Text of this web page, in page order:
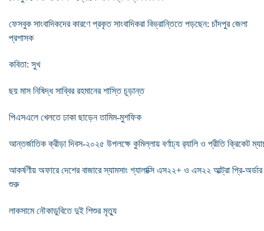
ফেসবুক সাংবাদিকদের কারণে প্রকৃত সাংবাদিকরা বিভ্রান্তিতে পড়ছেন: চাঁদপুর জেলা
প্রশাসক
কবিতা: সুখ
ছয় মাস নিষিদ্ধ সাব্বির রহমানের শাস্তি চূড়ান্ত
পিএসএলে খেলতে ঢাকা ছাড়েন তামিম-মুশফিক
আন্তর্জাতিক ক্রীড়া দিবস-২০২৫ উপলক্ষে কুমিল্লায় বর্ণাঢ্য র‌্যালি ও প্রীতি ক্রিকেট
আকর্ষণীয় অফারে দেশের বাজারে স্যামসাং গ্যালাক্সি এস২২+ ও এস২২ আল্ট্রা প্রি-অর্ডার
শুরু
লাকসামে নৌকাডুবিতে দুই শিশুর মৃত্যু